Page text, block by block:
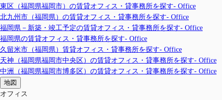
東区（福岡県福岡市）の賃貸オフィス・貸事務所を探す- Office
北九州市（福岡県）の賃貸オフィス・貸事務所を探す- Office
福岡県－新築・竣工予定の賃貸オフィス・貸事務所を探す- Office
福岡県の賃貸オフィス・貸事務所を探す- Office
久留米市（福岡県）賃貸オフィス・貸事務所を探す- Office
天神（福岡県福岡市中央区）の賃貸オフィス・貸事務所を探す- Office
中洲（福岡県福岡市博多区）の賃貸オフィス・貸事務所を探す- Office
地図
オフィス